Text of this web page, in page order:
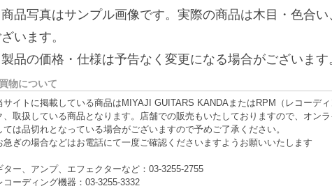
品写真はサンプル画像です。実際の商品は木目・色合
います。
品の価格・仕様は予告なく変更になる場合がございます
物について
サイトに掲載している商品はMIYAJI GUITARS KANDAまたはRPM（レコーデ
、取扱している商品となります。店舗での販売もいたしておりますので、オン
ては品切れとなっている場合がございますので予めご了承ください。
急ぎの場合などはお電話にて一度ご確認くださいますようお願いいたします
ター、アンプ、エフェクターなど：03-3255-2755
コーディング機器：03-3255-3332